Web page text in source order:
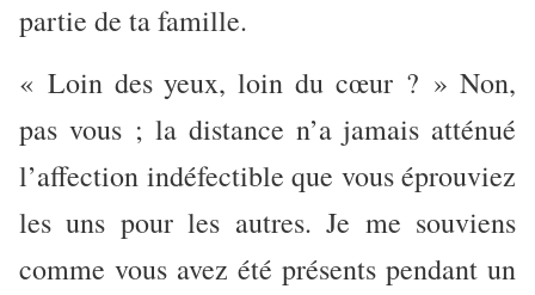
partie de ta famille.
« Loin des yeux, loin du cœur ? » Non,
pas vous ; la distance n’a jamais atténué
l’affection indéfectible que vous éprouviez
les uns pour les autres. Je me souviens
comme vous avez été présents pendant un